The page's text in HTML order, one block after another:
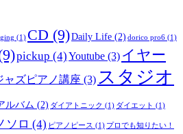
(1) CD (9)Daily Life (2) dorico pro6 (1)
pickup (4)Youtube (3) イヤー
ャズピアノ講座 (3) スタジオ
ルバム (2) ダイアトニック (1) ダイエット (1)
ソロ (4) ピアノピース (1) プロでも知りたい！